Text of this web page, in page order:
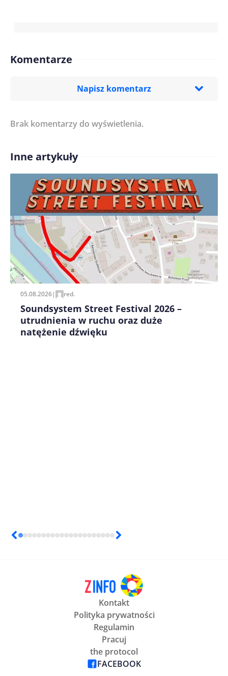
Komentarze
Napisz komentarz
Treść komentarza*
Imię/ Nick*
Zapamiętaj moje dane w tej przeglądarce podczas
pisania kolejnych komentarzy.
Brak komentarzy do wyświetlenia.
Inne artykuły
05.08.2026| red.
Soundsystem Street Festival 2026 –
utrudnienia w ruchu oraz duże
natężenie dźwięku
Kontakt
Polityka prywatności
Regulamin
Pracuj
the protocol
FACEBOOK